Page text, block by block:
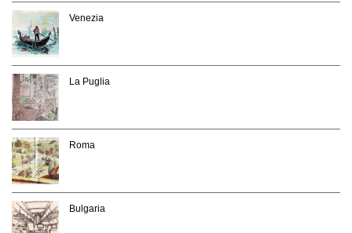
Venezia
La Puglia
Roma
Bulgaria